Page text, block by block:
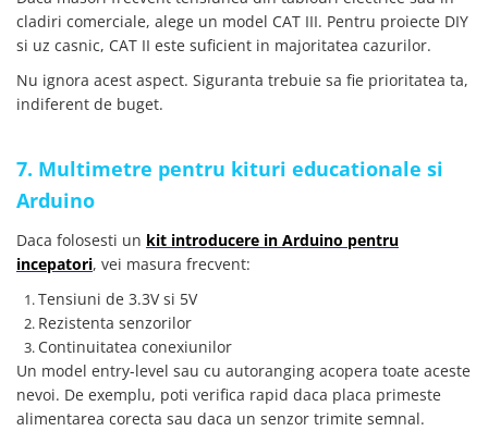
cladiri comerciale, alege un model CAT III. Pentru proiecte DIY
si uz casnic, CAT II este suficient in majoritatea cazurilor.
Nu ignora acest aspect. Siguranta trebuie sa fie prioritatea ta,
indiferent de buget.
7. Multimetre pentru kituri educationale si
Arduino
Daca folosesti un kit introducere in Arduino pentru
incepatori, vei masura frecvent:
Tensiuni de 3.3V si 5V
Rezistenta senzorilor
Continuitatea conexiunilor
Un model entry-level sau cu autoranging acopera toate aceste
nevoi. De exemplu, poti verifica rapid daca placa primeste
alimentarea corecta sau daca un senzor trimite semnal.